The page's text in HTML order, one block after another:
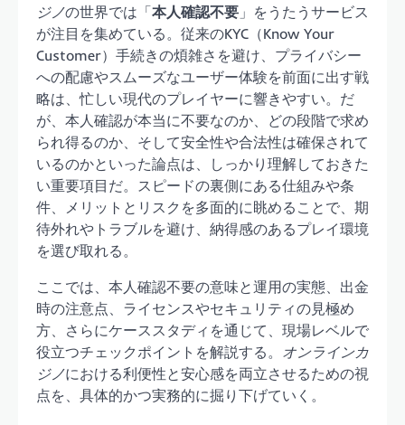
ジノの世界では「本人確認不要 」をうたうサービス
が注目を集めている。従来のKYC（Know Your
Customer）手続きの煩雑さを避け、プライバシー
への配慮やスムーズなユーザー体験を前面に出す戦
略は、忙しい現代のプレイヤーに響きやすい。だ
が、本人確認が本当に不要なのか、どの段階で求め
られ得るのか、そして安全性や合法性は確保されて
いるのかといった論点は、しっかり理解しておきた
い重要項目だ。スピードの裏側にある仕組みや条
件、メリットとリスクを多面的に眺めることで、期
待外れやトラブルを避け、納得感のあるプレイ環境
を選び取れる。
ここでは、本人確認不要の意味と運用の実態、出金
時の注意点、ライセンスやセキュリティの見極め
方、さらにケーススタディを通じて、現場レベルで
役立つチェックポイントを解説する。 オンラインカ
ジノにおける利便性と安心感を両立させるための視
点を、具体的かつ実務的に掘り下げていく。